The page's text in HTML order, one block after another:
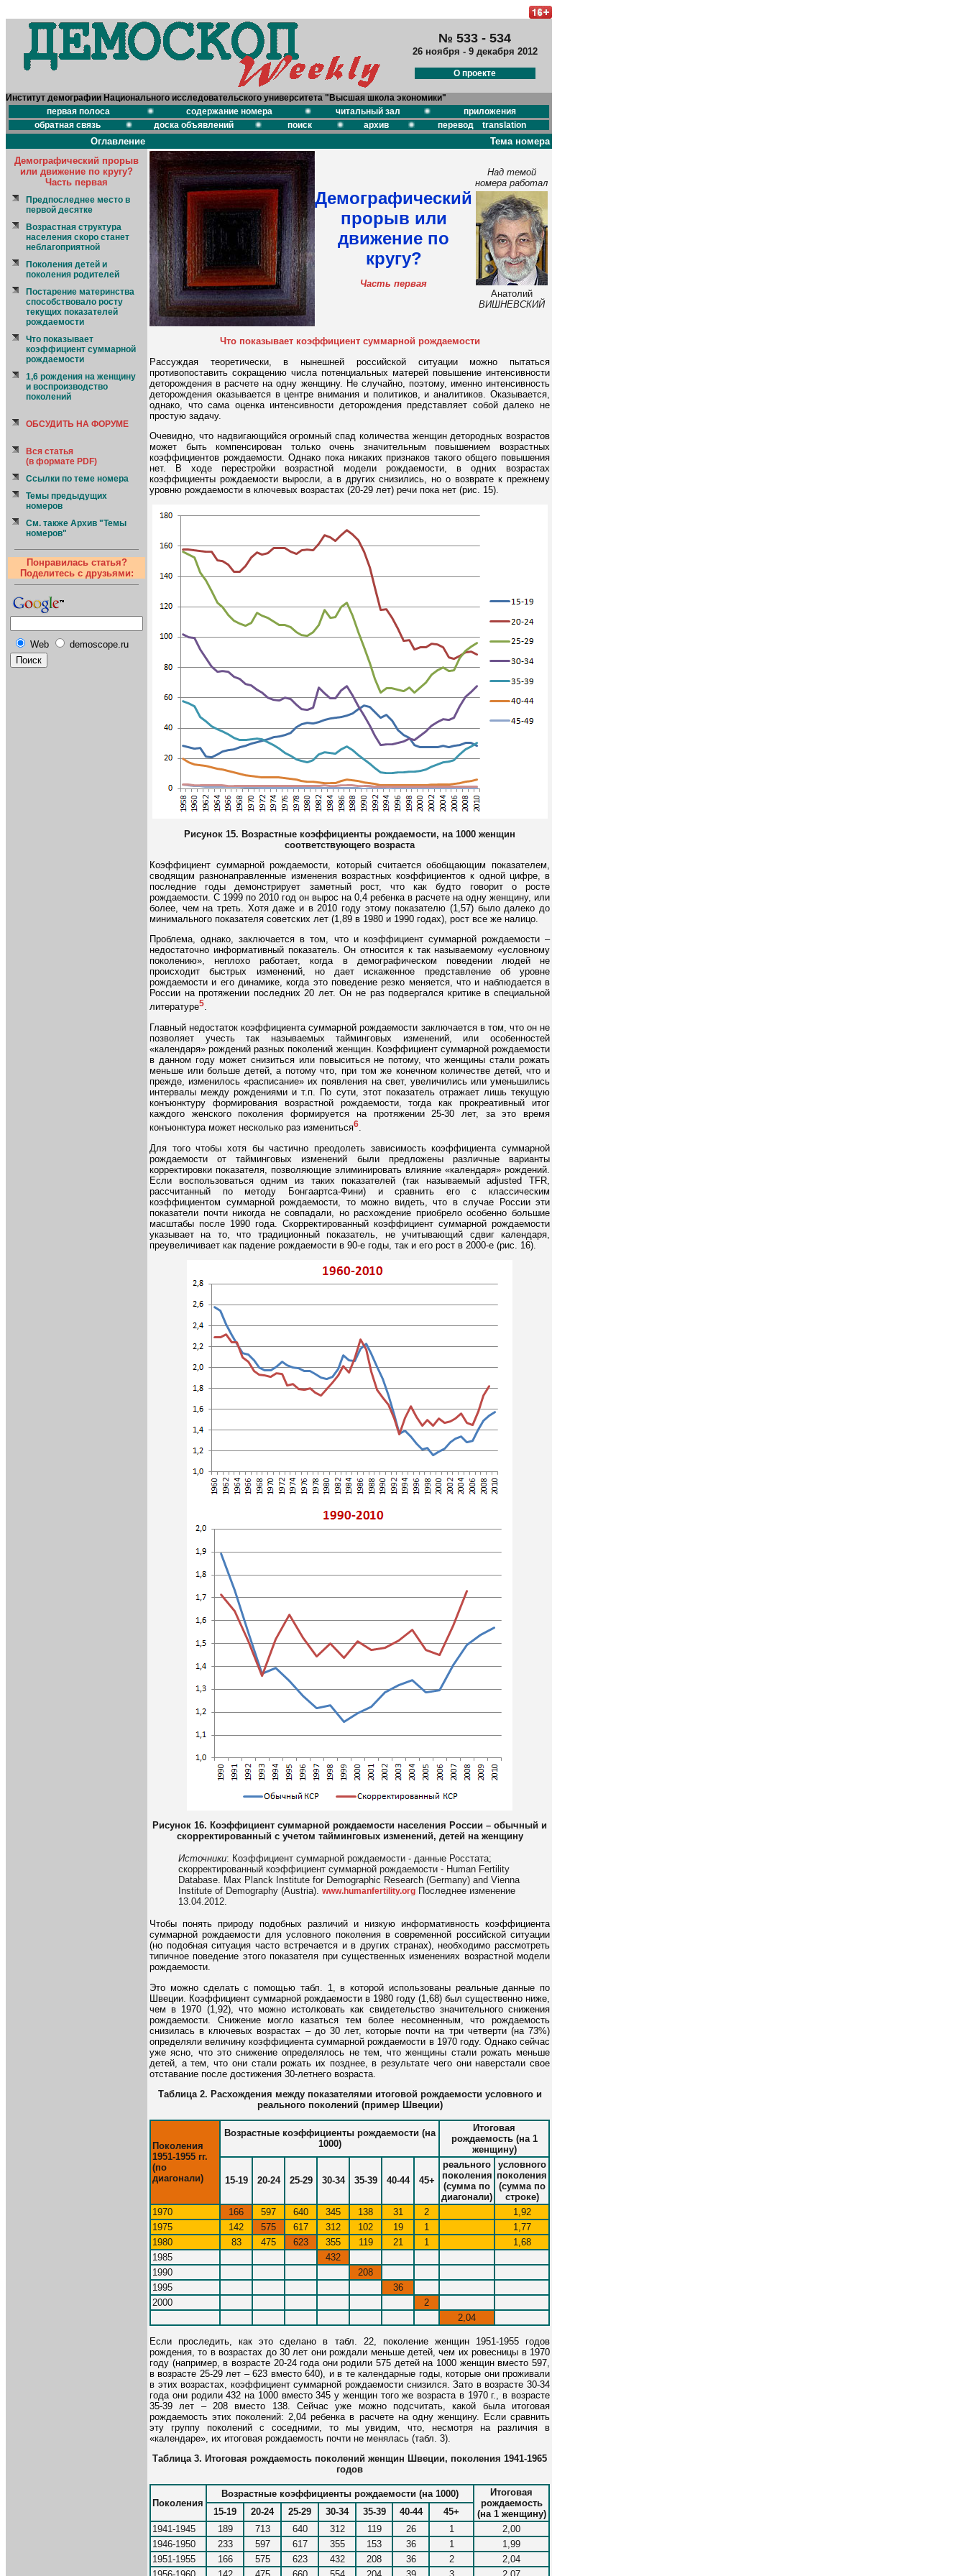
№ 533 - 534
26 ноября - 9 декабря 2012
О проекте
Институт демографии Национального исследовательского университета "Высшая школа экономики"
первая полоса
содержание номера читальный зал
приложения
обратная связь
доска объявлений поиск архив перевод translation
Оглавление
Тема номера
Демографический прорыв
или движение по кругу?
Часть первая
Предпоследнее место в
первой десятке
Возрастная структура
населения скоро станет
неблагоприятной
Поколения детей и
поколения родителей
Постарение материнства
способствовало росту
текущих показателей
рождаемости
Что показывает
коэффициент суммарной
рождаемости
1,6 рождения на женщину
и воспроизводство
поколений
ОБСУДИТЬ НА ФОРУМЕ
Вся статья
(в формате PDF)
Ссылки по теме номера
Темы предыдущих
номеров
См. также Архив "Темы
номеров"
Понравилась статья?
Поделитесь с друзьями:
Web demoscope.ru
Демографический
прорыв или
движение по
кругу?
Часть первая
Над темой
номера работал
Анатолий
ВИШНЕВСКИЙ
Что показывает коэффициент суммарной рождаемости
Рассуждая теоретически, в нынешней российской ситуации можно пытаться
противопоставить сокращению числа потенциальных матерей повышение интенсивности
деторождения в расчете на одну женщину. Не случайно, поэтому, именно интенсивность
деторождения оказывается в центре внимания и политиков, и аналитиков. Оказывается,
однако, что сама оценка интенсивности деторождения представляет собой далеко не
простую задачу.
Очевидно, что надвигающийся огромный спад количества женщин детородных возрастов
может быть компенсирован только очень значительным повышением возрастных
коэффициентов рождаемости. Однако пока никаких признаков такого общего повышения
нет. В ходе перестройки возрастной модели рождаемости, в одних возрастах
коэффициенты рождаемости выросли, а в других снизились, но о возврате к прежнему
уровню рождаемости в ключевых возрастах (20-29 лет) речи пока нет (рис. 15).
Рисунок 15. Возрастные коэффициенты рождаемости, на 1000 женщин
соответствующего возраста
Коэффициент суммарной рождаемости, который считается обобщающим показателем,
сводящим разнонаправленные изменения возрастных коэффициентов к одной цифре, в
последние годы демонстрирует заметный рост, что как будто говорит о росте
рождаемости. С 1999 по 2010 год он вырос на 0,4 ребенка в расчете на одну женщину, или
более, чем на треть. Хотя даже и в 2010 году этому показателю (1,57) было далеко до
минимального показателя советских лет (1,89 в 1980 и 1990 годах), рост все же налицо.
Проблема, однако, заключается в том, что и коэффициент суммарной рождаемости –
недостаточно информативный показатель. Он относится к так называемому «условному
поколению», неплохо работает, когда в демографическом поведении людей не
происходит быстрых изменений, но дает искаженное представление об уровне
рождаемости и его динамике, когда это поведение резко меняется, что и наблюдается в
России на протяжении последних 20 лет. Он не раз подвергался критике в специальной
литературе5.
Главный недостаток коэффициента суммарной рождаемости заключается в том, что он не
позволяет учесть так называемых тайминговых изменений, или особенностей
«календаря» рождений разных поколений женщин. Коэффициент суммарной рождаемости
в данном году может снизиться или повыситься не потому, что женщины стали рожать
меньше или больше детей, а потому что, при том же конечном количестве детей, что и
прежде, изменилось «расписание» их появления на свет, увеличились или уменьшились
интервалы между рождениями и т.п. По сути, этот показатель отражает лишь текущую
конъюнктуру формирования возрастной рождаемости, тогда как прокреативный итог
каждого женского поколения формируется на протяжении 25-30 лет, за это время
конъюнктура может несколько раз измениться6.
Для того чтобы хотя бы частично преодолеть зависимость коэффициента суммарной
рождаемости от тайминговых изменений были предложены различные варианты
корректировки показателя, позволяющие элиминировать влияние «календаря» рождений.
Если воспользоваться одним из таких показателей (так называемый adjusted TFR,
рассчитанный по методу Бонгаартса-Фини) и сравнить его с классическим
коэффициентом суммарной рождаемости, то можно видеть, что в случае России эти
показатели почти никогда не совпадали, но расхождение приобрело особенно большие
масштабы после 1990 года. Скорректированный коэффициент суммарной рождаемости
указывает на то, что традиционный показатель, не учитывающий сдвиг календаря,
преувеличивает как падение рождаемости в 90-е годы, так и его рост в 2000-е (рис. 16).
Рисунок 16. Коэффициент суммарной рождаемости населения России – обычный и
скорректированный с учетом тайминговых изменений, детей на женщину
Источники: Коэффициент суммарной рождаемости - данные Росстата;
скорректированный коэффициент суммарной рождаемости - Human Fertility
Database. Max Planck Institute for Demographic Research (Germany) and Vienna
Institute of Demography (Austria). www.humanfertility.org Последнее изменение
13.04.2012.
Чтобы понять природу подобных различий и низкую информативность коэффициента
суммарной рождаемости для условного поколения в современной российской ситуации
(но подобная ситуация часто встречается и в других странах), необходимо рассмотреть
типичное поведение этого показателя при существенных изменениях возрастной модели
рождаемости.
Это можно сделать с помощью табл. 1, в которой использованы реальные данные по
Швеции. Коэффициент суммарной рождаемости в 1980 году (1,68) был существенно ниже,
чем в 1970 (1,92), что можно истолковать как свидетельство значительного снижения
рождаемости. Снижение могло казаться тем более несомненным, что рождаемость
снизилась в ключевых возрастах – до 30 лет, которые почти на три четверти (на 73%)
определяли величину коэффициента суммарной рождаемости в 1970 году. Однако сейчас
уже ясно, что это снижение определялось не тем, что женщины стали рожать меньше
детей, а тем, что они стали рожать их позднее, в результате чего они наверстали свое
отставание после достижения 30-летнего возраста.
Таблица 2. Расхождения между показателями итоговой рождаемости условного и
реального поколений (пример Швеции)
Поколения
1951-1955 гг.
(по
диагонали)
Возрастные коэффициенты рождаемости (на
1000)
Итоговая
рождаемость (на 1
женщину)
15-19 20-24 25-29 30-34 35-39 40-44 45+
реального
поколения
(сумма по
диагонали)
условного
поколения
(сумма по
строке)
1970
166 597 640 345 138 31 2
1,92
1975
142 575 617 312 102 19 1
1,77
1980
83 475 623 355 119 21 1
1,68
1985
432
1990
208
1995
36
2000
2
2,04
Если проследить, как это сделано в табл. 22, поколение женщин 1951-1955 годов
рождения, то в возрастах до 30 лет они рождали меньше детей, чем их ровесницы в 1970
году (например, в возрасте 20-24 года они родили 575 детей на 1000 женщин вместо 597,
в возрасте 25-29 лет – 623 вместо 640), и в те календарные годы, которые они проживали
в этих возрастах, коэффициент суммарной рождаемости снизился. Зато в возрасте 30-34
года они родили 432 на 1000 вместо 345 у женщин того же возраста в 1970 г., в возрасте
35-39 лет – 208 вместо 138. Сейчас уже можно подсчитать, какой была итоговая
рождаемость этих поколений: 2,04 ребенка в расчете на одну женщину. Если сравнить
эту группу поколений с соседними, то мы увидим, что, несмотря на различия в
«календаре», их итоговая рождаемость почти не менялась (табл. 3).
Таблица 3. Итоговая рождаемость поколений женщин Швеции, поколения 1941-1965
годов
Поколения
Возрастные коэффициенты рождаемости (на 1000)
Итоговая
рождаемость
(на 1 женщину)
15-19 20-24 25-29 30-34 35-39 40-44
45+
1941-1945
189 713 640 312 119 26 1
2,00
1946-1950
233 597 617 355 153 36 1
1,99
1951-1955
166 575 623 432 208 36 2
2,04